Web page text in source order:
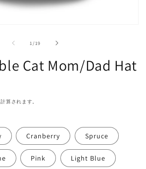
1 /の
19
Cat Mom/Dad Hat
算されます。
Cranberry Spruce
Pink Light Blue